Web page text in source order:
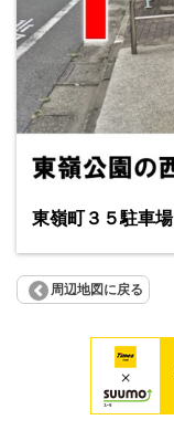
東嶺町３５駐車場
周辺地図に戻る